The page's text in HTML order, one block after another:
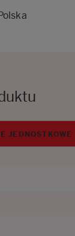
JEDNOSTKOWE